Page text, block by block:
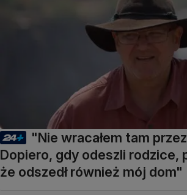
"Nie wracałem tam
Dopiero, gdy odeszli rodzice,
że odszedł również mój dom"